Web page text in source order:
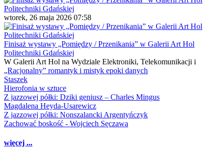
wtorek, 26 maja 2026 07:58
Finisaż wystawy „Pomiędzy / Przenikania” w Galerii Art Hol
Politechniki Gdańskiej
W Galerii Art Hol na Wydziale Elektroniki, Telekomunikacji i
„Racjonalny” romantyk i mistyk epoki danych
Staszek
Hierofonia w sztuce
Z jazzowej półki: Dziki geniusz – Charles Mingus
Magdalena Heyda-Usarewicz
Z jazzowej półki: Nonszalancki Argentyńczyk
Zachować boskość - Wojciech Sęczawa
więcej ...